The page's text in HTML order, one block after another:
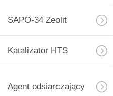
SAPO-34 Zeolit
Katalizator HTS
Agent odsiarczający